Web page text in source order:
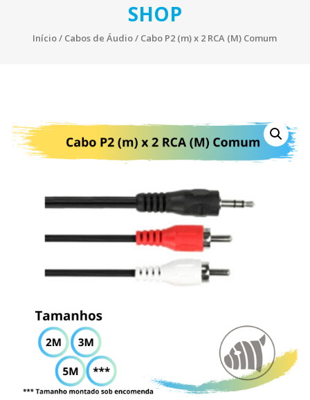
SHOP
Início/ Cabos de Áudio/ Cabo P2 (m) x 2 RCA (M) Comum